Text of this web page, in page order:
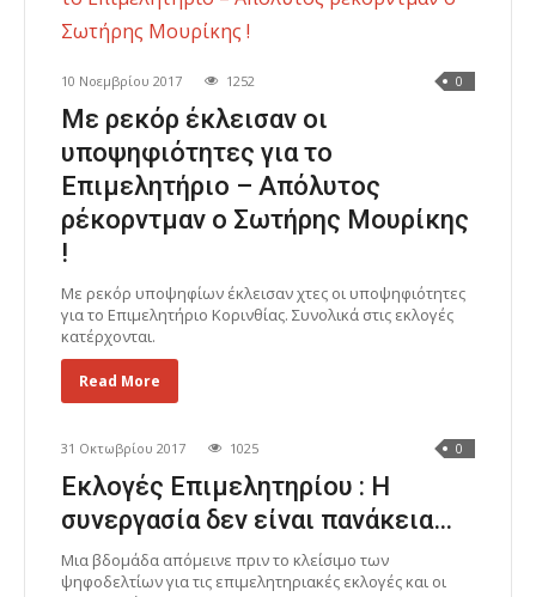
10 Νοεμβρίου 2017 1252 0
Με ρεκόρ έκλεισαν οι
υποψηφιότητες για το
Επιμελητήριο – Απόλυτος
ρέκορντμαν ο Σωτήρης Μουρίκης
!
Με ρεκόρ υποψηφίων έκλεισαν χτες οι υποψηφιότητες
για το Επιμελητήριο Κορινθίας. Συνολικά στις εκλογές
κατέρχονται.
Read More
31 Οκτωβρίου 2017 1025 0
Εκλογές Επιμελητηρίου : Η
συνεργασία δεν είναι πανάκεια…
Μια βδομάδα απόμεινε πριν το κλείσιμο των
ψηφοδελτίων για τις επιμελητηριακές εκλογές και οι